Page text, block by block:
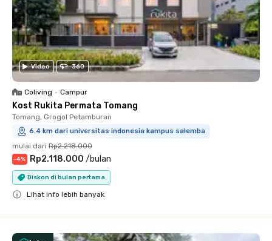
Video 360
Coliving • Campur
Kost Rukita Permata Tomang
Tomang, Grogol Petamburan
6.4 km dari universitas indonesia kampus salemba
mulai dari Rp2.218.000
-4% Rp2.118.000 /bulan
Diskon di bulan pertama
Lihat info lebih banyak